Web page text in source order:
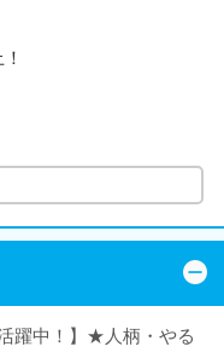
躍中！】★人柄・やる